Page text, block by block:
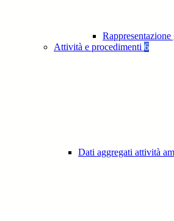
Rappresentazione
Attività e procedimenti 6
Dati aggregati attività